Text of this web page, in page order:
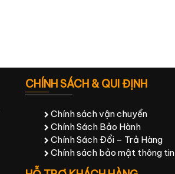
CHÍNH SÁCH & QUI ĐỊNH
Chính sách vận chuyển
Chính Sách Bảo Hành
Chính Sách Đổi – Trả Hàng
Chính sách bảo mật thông tin